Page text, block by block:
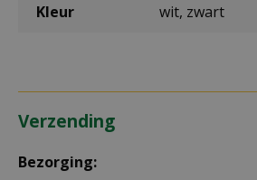
Kleur wit, zwart
Verzending
Bezorging: